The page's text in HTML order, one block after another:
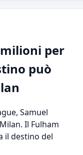
per
può
Samuel
Il Fulham
il destino del